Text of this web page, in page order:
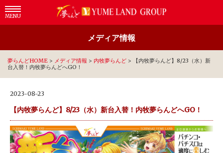
MENU
メディア情報
夢らんどHOME > メディア情報 > 内牧夢らんど >
【内牧夢らんど】8/23（水）新
台入替！内牧夢らんどへGO！
2023-08-23
【内牧夢らんど】8/23（水）新台入替！内牧夢らんどへGO！